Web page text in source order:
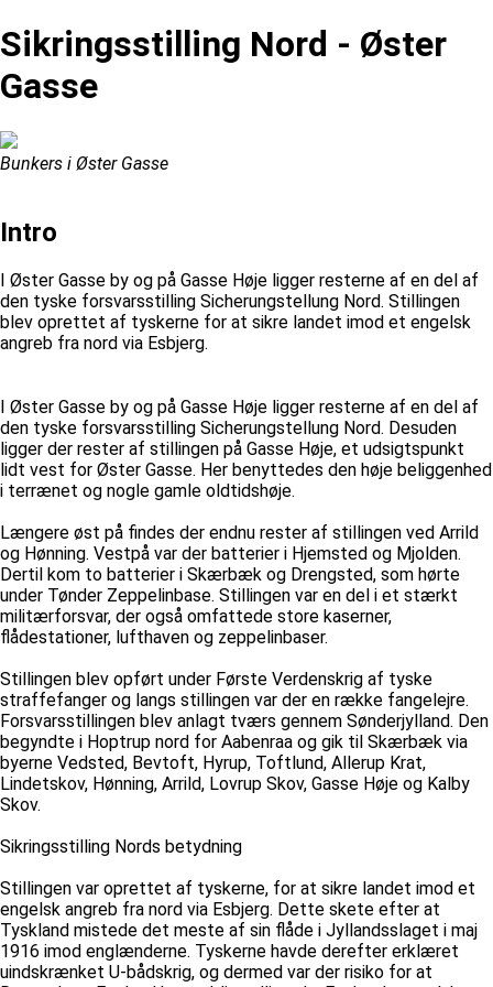
Sikringsstilling Nord - Øster
Gasse
Bunkers i Øster Gasse
Intro
I Øster Gasse by og på Gasse Høje ligger resterne af en del af
den tyske forsvarsstilling Sicherungstellung Nord. Stillingen
blev oprettet af tyskerne for at sikre landet imod et engelsk
angreb fra nord via Esbjerg.
I Øster Gasse by og på Gasse Høje ligger resterne af en del af
den tyske forsvarsstilling Sicherungstellung Nord. Desuden
ligger der rester af stillingen på Gasse Høje, et udsigtspunkt
lidt vest for Øster Gasse. Her benyttedes den høje beliggenhed
i terrænet og nogle gamle oldtidshøje.
Længere øst på findes der endnu rester af stillingen ved Arrild
og Hønning. Vestpå var der batterier i Hjemsted og Mjolden.
Dertil kom to batterier i Skærbæk og Drengsted, som hørte
under Tønder Zeppelinbase. Stillingen var en del i et stærkt
militærforsvar, der også omfattede store kaserner,
flådestationer, lufthaven og zeppelinbaser.
Stillingen blev opført under Første Verdenskrig af tyske
straffefanger og langs stillingen var der en række fangelejre.
Forsvarsstillingen blev anlagt tværs gennem Sønderjylland. Den
begyndte i Hoptrup nord for Aabenraa og gik til Skærbæk via
byerne Vedsted, Bevtoft, Hyrup, Toftlund, Allerup Krat,
Lindetskov, Hønning, Arrild, Lovrup Skov, Gasse Høje og Kalby
Skov.
Sikringsstilling Nords betydning
Stillingen var oprettet af tyskerne, for at sikre landet imod et
engelsk angreb fra nord via Esbjerg. Dette skete efter at
Tyskland mistede det meste af sin flåde i Jyllandsslaget i maj
1916 imod englænderne. Tyskerne havde derefter erklæret
uindskrænket U-bådskrig, og dermed var der risiko for at